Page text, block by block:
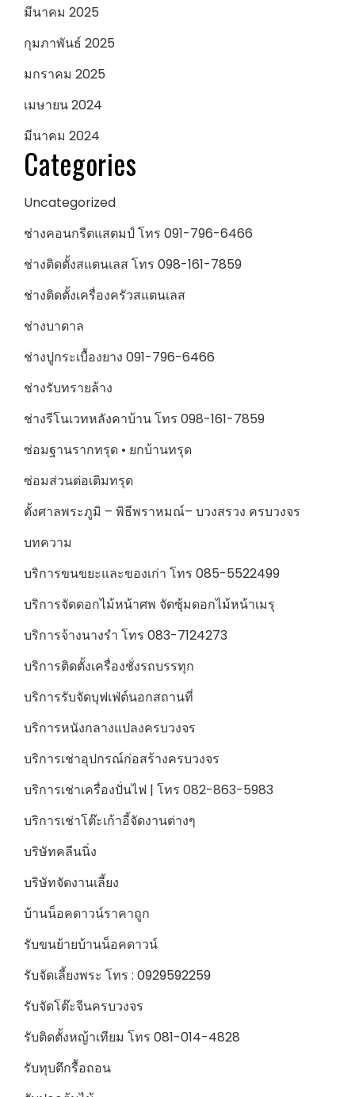
มีนาคม 2025
กุมภาพันธ์ 2025
มกราคม 2025
เมษายน 2024
มีนาคม 2024
Categories
Uncategorized
ช่างคอนกรีตแสตมป์ โทร 091-796-6466
ช่างติดตั้งสแตนเลส โทร 098-161-7859
ช่างติดตั้งเครื่องครัวสแตนเลส
ช่างบาดาล
ช่างปูกระเบื้องยาง 091-796-6466
ช่างรับทรายล้าง
ช่างรีโนเวทหลังคาบ้าน โทร 098-161-7859
ซ่อมฐานรากทรุด • ยกบ้านทรุด
ซ่อมส่วนต่อเติมทรุด
ตั้งศาลพระภูมิ – พิธีพราหมณ์– บวงสรวง ครบวงจร
บทความ
บริการขนขยะและของเก่า โทร 085-5522499
บริการจัดดอกไม้หน้าศพ จัดซุ้มดอกไม้หน้าเมรุ
บริการจ้างนางรำ โทร 083-7124273
บริการติดตั้งเครื่องชั่งรถบรรทุก
บริการรับจัดบุฟเฟ่ต์นอกสถานที่
บริการหนังกลางแปลงครบวงจร
บริการเช่าอุปกรณ์ก่อสร้างครบวงจร
บริการเช่าเครื่องปั่นไฟ | โทร 082-863-5983
บริการเช่าโต๊ะเก้าอี้จัดงานต่างๆ
บริษัทคลีนนิ่ง
บริษัทจัดงานเลี้ยง
บ้านน็อคดาวน์ราคาถูก
รับขนย้ายบ้านน็อคดาวน์
รับจัดเลี้ยงพระ โทร : 0929592259
รับจัดโต๊ะจีนครบวงจร
รับติดตั้งหญ้าเทียม โทร 081-014-4828
รับทุบตึกรื้อถอน